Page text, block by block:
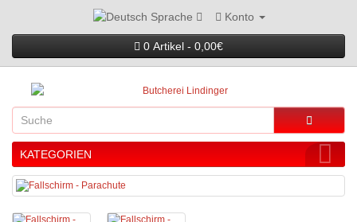
Sprache Konto
0 Artikel - 0,00€
KATEGORIEN